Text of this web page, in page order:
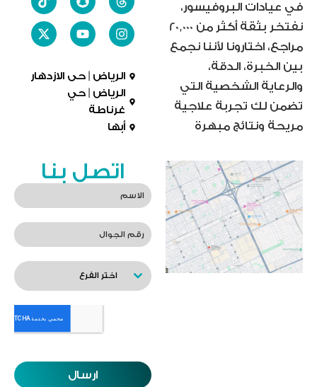
في عيادات البروفيسور،
نفتخر بثقة أكثر من 20,000
مراجع، اختارونا لأننا نجمع
بين الخبرة، الدقة،
والرعاية الشخصية التي
تضمن لك تجربة علاجية
مريحة ونتائج مبهرة
الرياض | حى الازدهار
الرياض | حي
غرناطة
أبها
اتصل بنا
اختر الفرع
ارسال